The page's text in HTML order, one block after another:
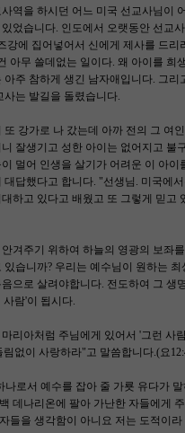
역을 하시던 어느 미국 선교사님이
었습니다. 인도에서 오랫동안 선교
강에 집어넣어서 신에게 제사를 드
아무 쓸데없는 일이다. 왜 아이를
아주 참하게 생긴 남자애입니다. 그
사는 발길을 돌렸습니다.
또 강가로 나 갔는데 아까 전의 그 여
잘생기고 성한 아이는 없어지고 불
멀어 인생을 살기가 어려운 이 아
대답했다고 합니다. "선생님. 미국에
하고 있다고 배웠고 또 그렇게 믿고
겨주기 위하여 하늘의 영광의 보좌
있습니까? 우리는 예수님이 원하는
으로 살려야합니다. 전도하여 그
람'이 됩시다.
리아처럼 주님에게 있어서 '그런 사
없이 사랑하라"고 말씀합니다.(요
나로서 예수를 잡아 줄 가룟 유다가 말
데나리온에 팔아 가난한 자들에게
들을 생각함이 아니요 저는 도적이